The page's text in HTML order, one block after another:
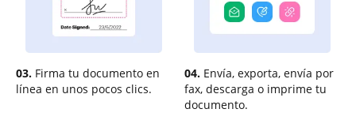
03. Firma tu documento en
línea en unos pocos clics.
04. Envía, exporta, envía por
fax, descarga o imprime tu
documento.